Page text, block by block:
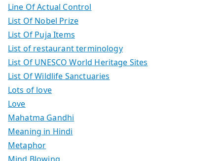
Line Of Actual Control
List Of Nobel Prize
List Of Puja Items
List of restaurant terminology
List Of UNESCO World Heritage Sites
List Of Wildlife Sanctuaries
Lots of love
Love
Mahatma Gandhi
Meaning in Hindi
Metaphor